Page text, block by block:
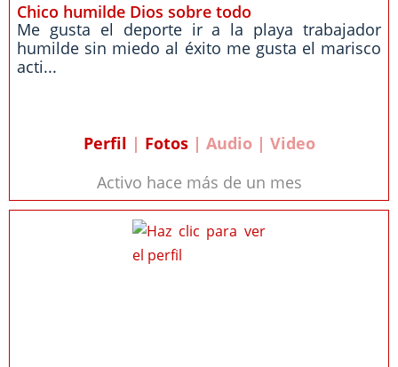
Chico humilde Dios sobre todo
Me gusta el deporte ir a la playa trabajador
humilde sin miedo al éxito me gusta el marisco
acti...
Perfil | Fotos| Audio | Video
Activo hace más de un mes